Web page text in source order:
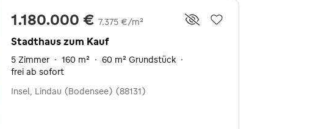
1.180.000 € 7.375 €/m²
Stadthaus zum Kauf
5 Zimmer · 160 m² · 60 m² Grundstück ·
frei ab sofort
Insel, Lindau (Bodensee) (88131)